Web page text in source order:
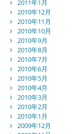
2011年1月
2010年12月
2010年11月
2010年10月
2010年9月
2010年8月
2010年7月
2010年6月
2010年5月
2010年4月
2010年3月
2010年2月
2010年1月
2009年12月